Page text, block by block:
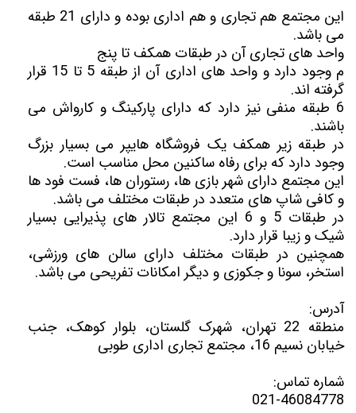
این مجتمع هم تجاری و هم اداری بوده و دارای 21 طبقه
می باشد.
واحد های تجاری آن در طبقات همکف تا پنج
م وجود دارد و واحد های اداری آن از طبقه 5 تا 15 قرار
گرفته اند.
6 طبقه منفی نیز دارد که دارای پارکینگ و کارواش می
باشند.
در طبقه زیر همکف یک فروشگاه هایپر می بسیار بزرگ
وجود دارد که برای رفاه ساکنین محل مناسب است.
این مجتمع دارای شهر بازی ها، رستوران ها، فست فود ها
و کافی شاپ های متعدد در طبقات مختلف می باشد.
در طبقات 5 و 6 این مجتمع تالار های پذیرایی بسیار
شیک و زیبا قرار دارد.
همچنین در طبقات مختلف دارای سالن های ورزشی،
استخر، سونا و جکوزی و دیگر امکانات تفریحی می باشد.
آدرس:
منطقه 22 تهران، شهرک گلستان، بلوار کوهک، جنب
خیابان نسیم 16، مجتمع تجاری اداری طوبی
شماره تماس:
021-46084778